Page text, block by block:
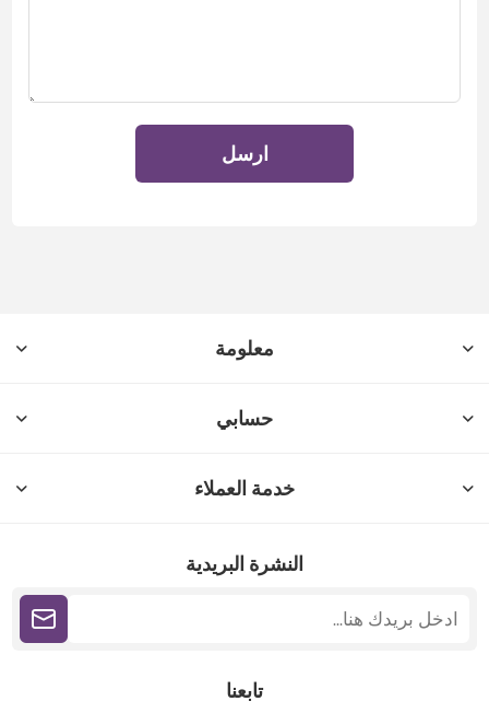
ارسل
معلومة
حسابي
خدمة العملاء
النشرة البريدية
تابعنا